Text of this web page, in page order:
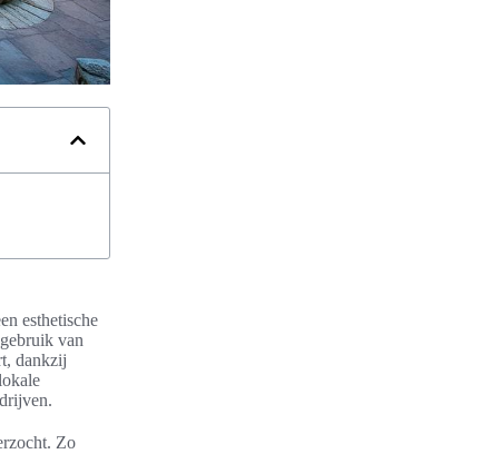
esthetische
van
dankzij
Zo